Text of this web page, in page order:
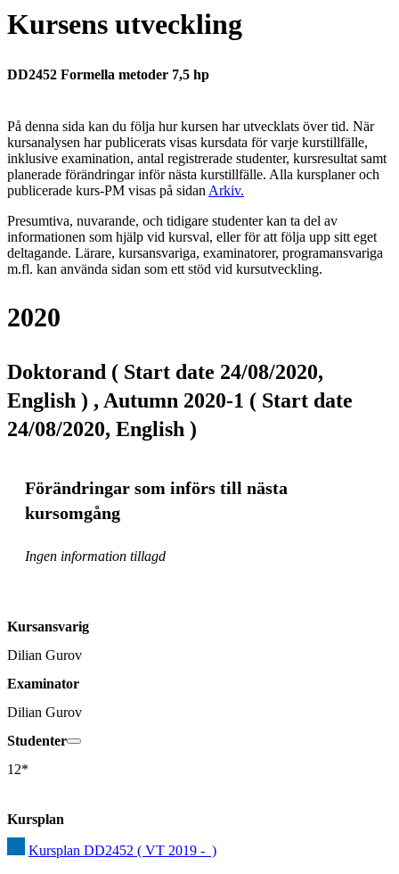
Kursens utveckling
DD2452 Formella metoder 7,5 hp
På denna sida kan du följa hur kursen har utvecklats över tid. När
kursanalysen har publicerats visas kursdata för varje kurstillfälle,
inklusive examination, antal registrerade studenter, kursresultat samt
planerade förändringar inför nästa kurstillfälle. Alla kursplaner och
publicerade kurs-PM visas på sidan Arkiv.
Presumtiva, nuvarande, och tidigare studenter kan ta del av
informationen som hjälp vid kursval, eller för att följa upp sitt eget
deltagande. Lärare, kursansvariga, examinatorer, programansvariga
m.fl. kan använda sidan som ett stöd vid kursutveckling.
2020
Doktorand ( Start date 24/08/2020,
English ) , Autumn 2020-1 ( Start date
24/08/2020, English )
Förändringar som införs till nästa
kursomgång
Ingen information tillagd
Kursansvarig
Dilian Gurov
Examinator
Dilian Gurov
Studenter
12*
Kursplan
Kursplan DD2452 ( VT 2019 -  )